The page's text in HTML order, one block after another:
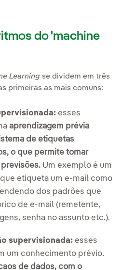
do 'machine
Learning se dividem em três
primeiras as mais comuns:
esses
aprendizagem prévia
de etiquetas
o que permite tomar
Um exemplo é um
que etiqueta um e-mail como
dos padrões que
de e-mail (remetente,
senha no assunto etc.).
supervisionada: esses
um conhecimento prévio.
de dados, com o